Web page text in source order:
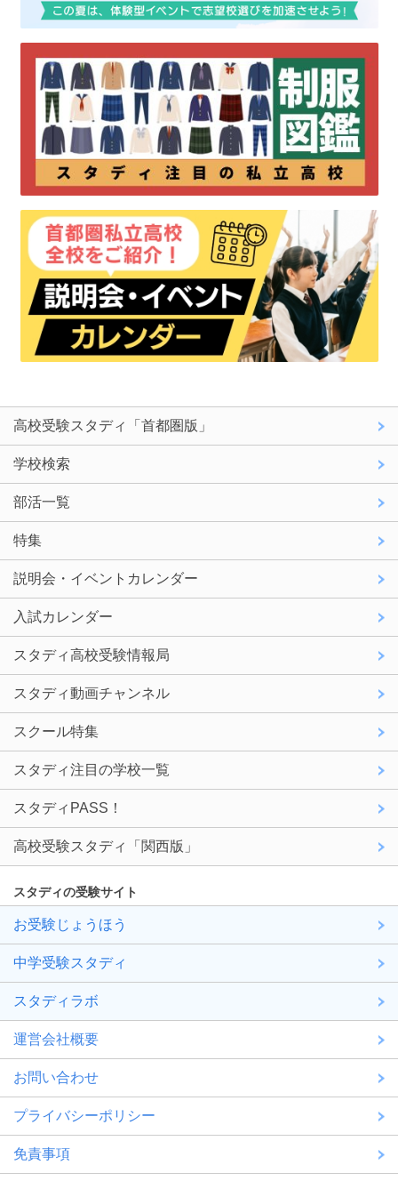
高校受験スタディ「首都圏版」
学校検索
部活一覧
特集
説明会・イベントカレンダー
入試カレンダー
スタディ高校受験情報局
スタディ動画チャンネル
スクール特集
スタディ注目の学校一覧
スタディPASS！
高校受験スタディ「関西版」
スタディの受験サイト
お受験じょうほう
中学受験スタディ
スタディラボ
運営会社概要
お問い合わせ
プライバシーポリシー
免責事項